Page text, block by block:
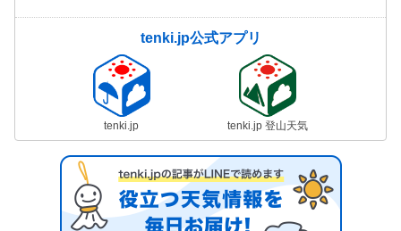
tenki.jp公式アプリ
tenki.jp tenki.jp 登山天気